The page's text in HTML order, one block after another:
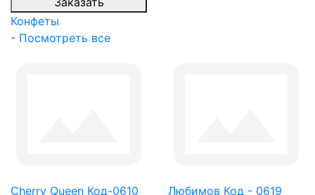
Конфеты
- Посмотреть все
Cherry Queen Код-0610
Любимов Код - 0619